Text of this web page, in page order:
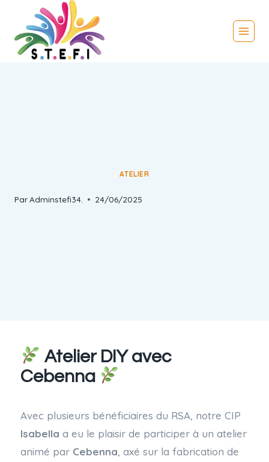
ATELIER
ParAdminstefi34. 24/06/2025
Atelier DIY avec
Cebenna
Avec plusieurs bénéficiaires du RSA, notre CIP
Isabella a eu le plaisir de participer à un atelier
animé par Cebenna , axé sur la fabrication de